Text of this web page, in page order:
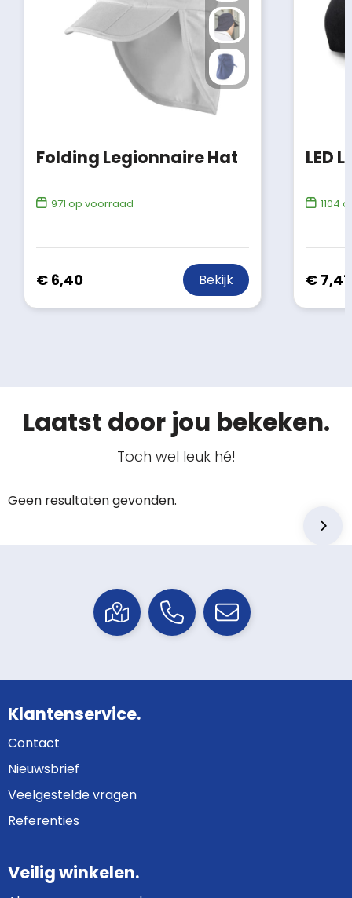
Folding Legionnaire Hat
971 op voorraad
€ 6,40 Bekijk
LED
1104
€ 7,41
Laatst door jou bekeken.
Toch wel leuk hé!
Geen resultaten gevonden.
Klantenservice.
Contact
Nieuwsbrief
Veelgestelde vragen
Referenties
Veilig winkelen.